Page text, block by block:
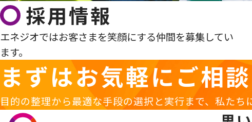
採用情報
エネジオではお客さまを笑顔にする仲間を募集してい
ます。
まずはお気軽に ご相
目的の整理から最適な手段の選択と実行まで、私たち